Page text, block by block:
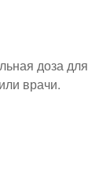
доза для
врачи.